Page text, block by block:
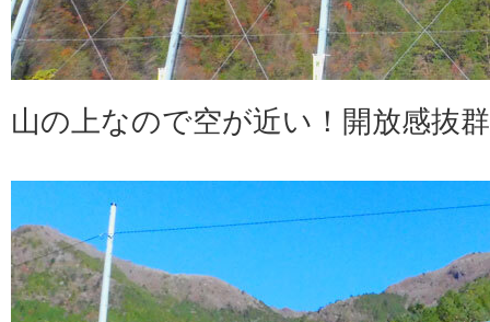
山の上なので空が近い！開放感抜